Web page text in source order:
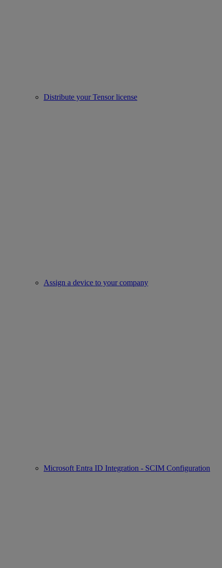
Distribute your Tensor license
Assign a device to your company
Microsoft Entra ID Integration - SCIM Configuration